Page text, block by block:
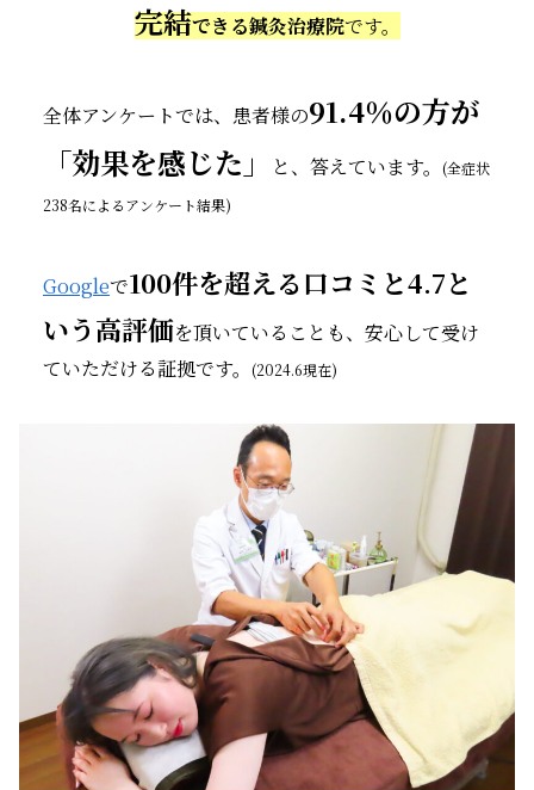
完結できる鍼灸治療院です。
全体アンケートでは、患者様の91.4％の方が
「効果を感じた」
と、答えています。
(全症状
238名によるアンケート結果)
Googleで100件を超える口コミと4.7と
いう高評価を頂いていることも、安心して受け
ていただける証拠です。
(2024.6現在)